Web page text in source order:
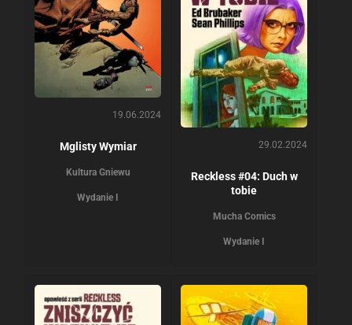
19.06.2024
Mglisty Wymiar
Kultura Gniewu
Wydanie I
29.02.2024
Reckless #04: Duch w
tobie
Mucha Comics
Wydanie I